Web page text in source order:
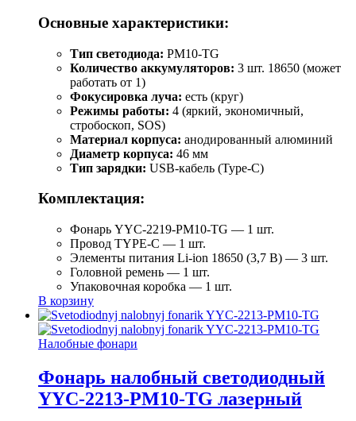
Основные характеристики:
Тип светодиода: PM10-TG
Количество аккумуляторов: 3 шт. 18650 (может
работать от 1)
Фокусировка луча: есть (круг)
Режимы работы: 4 (яркий, экономичный,
стробоскоп, SOS)
Материал корпуса: анодированный алюминий
Диаметр корпуса: 46 мм
Тип зарядки: USB-кабель (Type-C)
Комплектация:
Фонарь YYC-2219-PM10-TG — 1 шт.
Провод TYPE-C — 1 шт.
Элементы питания Li-ion 18650 (3,7 В) — 3 шт.
Головной ремень — 1 шт.
Упаковочная коробка — 1 шт.
В корзину
Налобные фонари
Фонарь налобный светодиодный
YYC-2213-PM10-TG лазерный